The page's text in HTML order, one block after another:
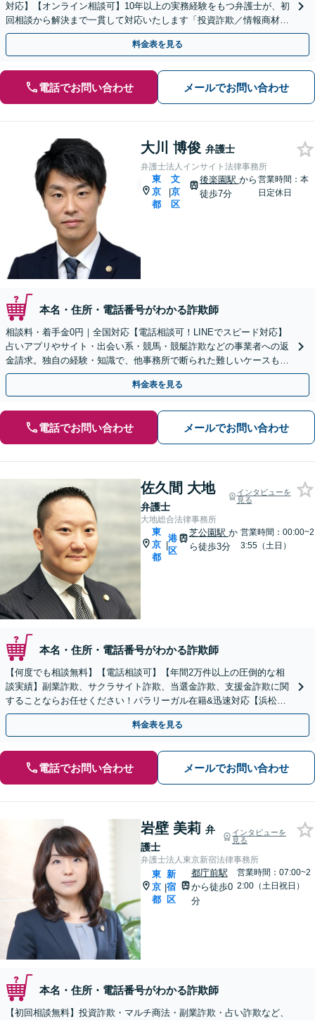
対応】【オンライン相談可】10年以上の実務経験をもつ弁護士が、初
回相談から解決まで一貫して対応いたします「投資詐欺／情報商材詐
欺／架空請求／出会い系詐欺など」【休日夜間対応】
料金表を見る
電話でお問い合わせ メールでお問い合わせ
大川 博俊 弁護士
弁護士法人インサイト法律事務所
東
京
都
|
文
京
区
後楽園駅 から
徒歩7分
営業時間：本
日定休日
本名・住所・電話番号がわかる詐欺師
相談料・着手金0円｜全国対応【電話相談可！LINEでスピード対応】
占いアプリやサイト・出会い系・競馬・競艇詐欺などの事業者への返
金請求。独自の経験・知識で、他事務所で断られた難しいケースも解
決に導いた実績あり。まずはお気軽にご相談ください
料金表を見る
電話でお問い合わせ メールでお問い合わせ
佐久間 大地
弁護士
インタビューを
見る
大地総合法律事務所
東
京
都
|
港
区
芝公園駅 か
ら徒歩3分
営業時間：00:00~2
3:55（土日）
本名・住所・電話番号がわかる詐欺師
【何度でも相談無料】【電話相談可】【年間2万件以上の圧倒的な相
談実績】副業詐欺、サクラサイト詐欺、当選金詐欺、支援金詐欺に関
することならお任せください！パラリーガル在籍&迅速対応【浜松町
駅1分】※結婚詐欺・ロマンス詐欺に関するご相談はお断り
料金表を見る
電話でお問い合わせ メールでお問い合わせ
岩壁 美莉 弁
護士
インタビューを
見る
弁護士法人東京新宿法律事務所
東
京
都
|
新
宿
区
都庁前駅
から徒歩0
分
営業時間：07:00~2
2:00（土日祝日）
本名・住所・電話番号がわかる詐欺師
【初回相談無料】投資詐欺・マルチ商法・副業詐欺・占い詐欺など、